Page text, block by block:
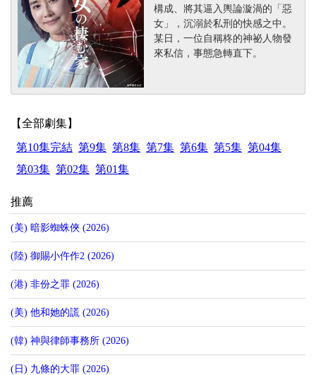
構成、將其逼入輿論漩渦的「惡
女」，沉溺於私刑的快感之中。
某日，一位自稱柊的神祕人物發
來私信，事態急轉直下。
【全部劇集】
第10集完結 第9集 第8集 第7集 第6集 第5集 第04集
第03集 第02集 第01集
推薦
(美) 暗影蜘蛛俠 (2026)
(陸) 御賜小仵作2 (2026)
(港) 非份之罪 (2026)
(美) 他和她的謊 (2026)
(韓) 神與律師事務所 (2026)
(日) 九條的大罪 (2026)